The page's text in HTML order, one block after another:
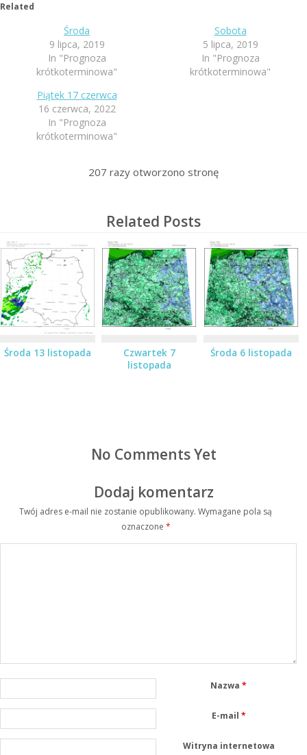
Related
Środa
9 lipca, 2019
In "Prognoza
krótkoterminowa"
Sobota
5 lipca, 2019
In "Prognoza
krótkoterminowa"
Piątek 17 czerwca
16 czerwca, 2022
In "Prognoza
krótkoterminowa"
207 razy otworzono stronę
Related Posts
Środa 13 listopada
Czwartek 7
listopada
Środa 6 listopada
No Comments Yet
Dodaj komentarz
Twój adres e-mail nie zostanie opublikowany. Wymagane pola są
oznaczone *
Nazwa*
E-mail *
Witryna internetowa